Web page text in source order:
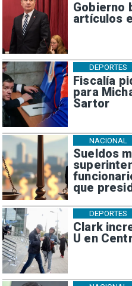
Gobierno
artículos
Fiscalía
para
Sartor
DEPORTES
Sueldos
que
NACIONAL
Clark
U en
DEPORTES